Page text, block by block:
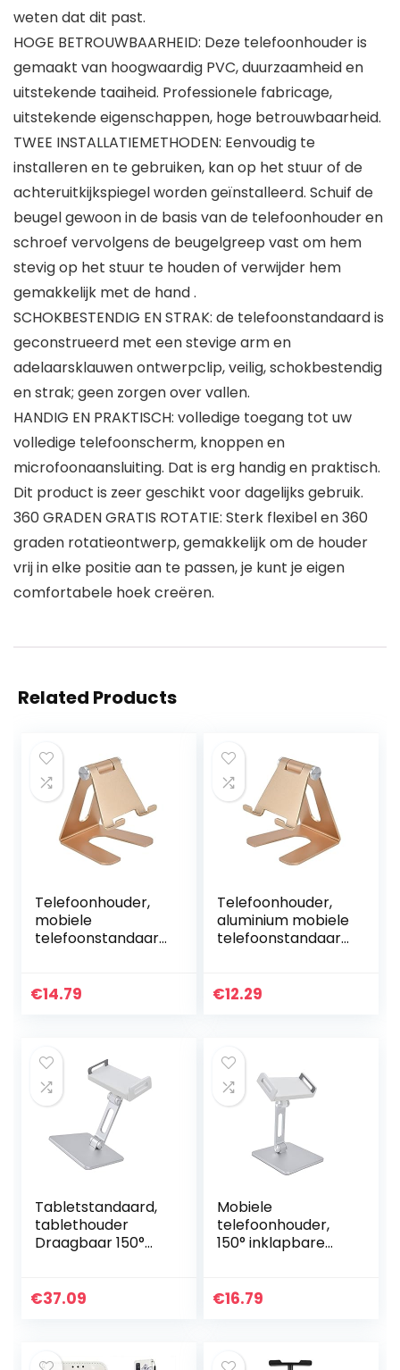
weten dat dit past.
HOGE BETROUWBAARHEID: Deze telefoonhouder is
gemaakt van hoogwaardig PVC, duurzaamheid en
uitstekende taaiheid. Professionele fabricage,
uitstekende eigenschappen, hoge betrouwbaarheid.
TWEE INSTALLATIEMETHODEN: Eenvoudig te
installeren en te gebruiken, kan op het stuur of de
achteruitkijkspiegel worden geïnstalleerd. Schuif de
beugel gewoon in de basis van de telefoonhouder en
schroef vervolgens de beugelgreep vast om hem
stevig op het stuur te houden of verwijder hem
gemakkelijk met de hand .
SCHOKBESTENDIG EN STRAK: de telefoonstandaard is
geconstrueerd met een stevige arm en
adelaarsklauwen ontwerpclip, veilig, schokbestendig
en strak; geen zorgen over vallen.
HANDIG EN PRAKTISCH: volledige toegang tot uw
volledige telefoonscherm, knoppen en
microfoonaansluiting. Dat is erg handig en praktisch.
Dit product is zeer geschikt voor dagelijks gebruik.
360 GRADEN GRATIS ROTATIE: Sterk flexibel en 360
graden rotatieontwerp, gemakkelijk om de houder
vrij in elke positie aan te passen, je kunt je eigen
comfortabele hoek creëren.
Related Products
Telefoonhouder,
mobiele
telefoonstandaard
tablets
€14.79
Telefoonhouder,
aluminium mobiele
telefoonstandaard
€12.29
Tabletstandaard,
tablethouder
Draagbaar 150°
rotatie voor
€37.09
Mobiele
telefoonhouder,
150° inklapbare
tablets en
€16.79